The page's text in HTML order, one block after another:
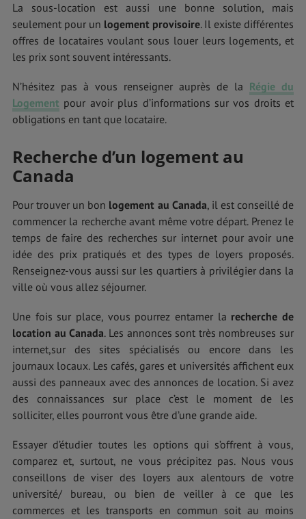
La sous-location est aussi une bonne solution, mais
seulement pour un logement provisoire. Il existe différentes
offres de locataires voulant sous louer leurs logements, et
les prix sont souvent intéressants.
N’hésitez pas à vous renseigner auprès de la Régie du
Logement pour avoir plus d’informations sur vos droits et
obligations en tant que locataire.
Recherche d’un logement au
Canada
Pour trouver un bon logement au Canada, il est conseillé de
commencer la recherche avant même votre départ. Prenez le
temps de faire des recherches sur internet pour avoir une
idée des prix pratiqués et des types de loyers proposés.
Renseignez-vous aussi sur les quartiers à privilégier dans la
ville où vous allez séjourner.
Une fois sur place, vous pourrez entamer la recherche de
location au Canada. Les annonces sont très nombreuses sur
internet,sur des sites spécialisés ou encore dans les
journaux locaux. Les cafés, gares et universités affichent eux
aussi des panneaux avec des annonces de location. Si avez
des connaissances sur place c’est le moment de les
solliciter, elles pourront vous être d’une grande aide.
Essayer d’étudier toutes les options qui s’offrent à vous,
comparez et, surtout, ne vous précipitez pas. Nous vous
conseillons de viser des loyers aux alentours de votre
université/ bureau, ou bien de veiller à ce que les
commerces et les transports en commun soit au moins